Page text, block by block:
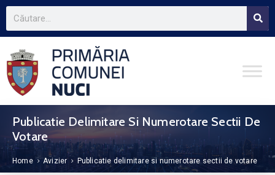
Publicatie Delimitare Si Numerotare Sectii De
Votare
Home Avizier Publicatie delimitare si numerotare sectii de votare